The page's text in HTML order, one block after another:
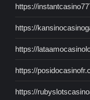
https://
https://
https://
https://
https://